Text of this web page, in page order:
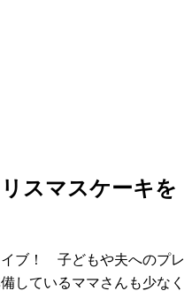
スマスケーキを
ブ！ 子どもや夫へのプレ
しているママさんも少なく